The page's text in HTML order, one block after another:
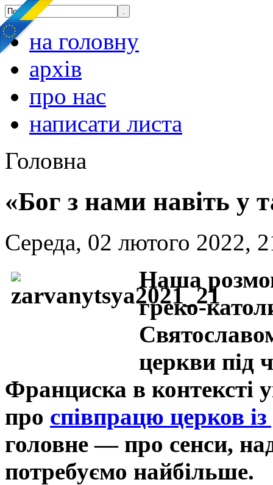
на головну
архів
про нас
написати листа
Головна
«Бог з нами навіть у
Середа, 02 лютого 2022,
Наша
греко-
церкви під
Франциска в контексті
про співпрацю церков
головне — про сенси,
потребуємо найбільше.